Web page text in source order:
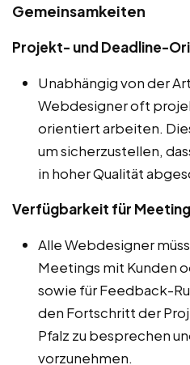
Gemeinsamkeiten
Projekt- und Deadline-
Unabhängig von der
Webdesigner oft
orientiert arbeiten.
um sicherzustellen,
in hoher Qualität
Verfügbarkeit für
Alle Webdesigner
Meetings mit Kunden
sowie für Feedback-
den Fortschritt der
Pfalz zu besprechen
vorzunehmen.